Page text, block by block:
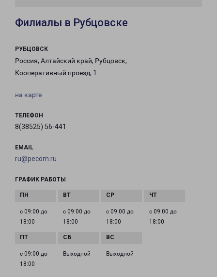
Филиалы в Рубцовске
РУБЦОВСК
Россия, Алтайский край, Рубцовск,
Кооперативный проезд, 1
на карте
ТЕЛЕФОН
8(38525) 56-441
EMAIL
ru@pecom.ru
ГРАФИК РАБОТЫ
с 09:00 до
18:00
с 09:00 до
18:00
с 09:00 до
18:00
с 09:00 до
18:00
с 09:00 до
18:00
Выходной Выходной